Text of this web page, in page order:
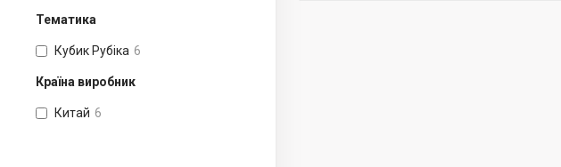
Тематика
Кубик Рубіка 6
Країна виробник
Китай 6